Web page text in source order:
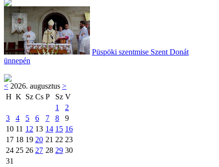
Püspöki szentmise Szent Donát
ünnepén
< 2026. augusztus >
H K Sz Cs P Sz V
1
2
3
4 5 6 7 8
9
10 11 12 13 14 15 16
17 18 19 20 21 22 23
24 25 26 27 28 29 30
31